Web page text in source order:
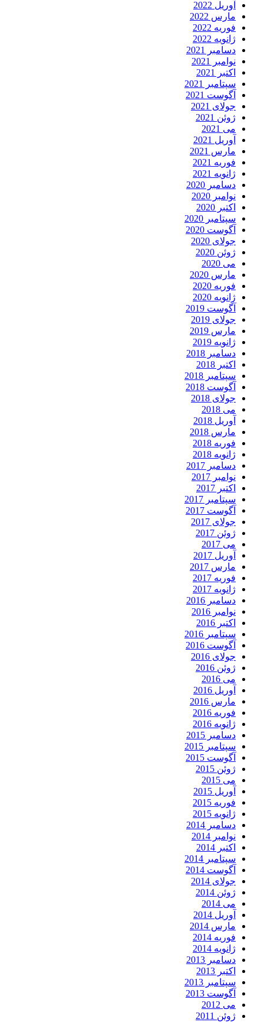
آوریل 2022
مارس 2022
فوریه 2022
ژانویه 2022
دسامبر 2021
نوامبر 2021
اکتبر 2021
سپتامبر 2021
آگوست 2021
جولای 2021
ژوئن 2021
می 2021
آوریل 2021
مارس 2021
فوریه 2021
ژانویه 2021
دسامبر 2020
نوامبر 2020
اکتبر 2020
سپتامبر 2020
آگوست 2020
جولای 2020
ژوئن 2020
می 2020
مارس 2020
فوریه 2020
ژانویه 2020
آگوست 2019
جولای 2019
مارس 2019
ژانویه 2019
دسامبر 2018
اکتبر 2018
سپتامبر 2018
آگوست 2018
جولای 2018
می 2018
آوریل 2018
مارس 2018
فوریه 2018
ژانویه 2018
دسامبر 2017
نوامبر 2017
اکتبر 2017
سپتامبر 2017
آگوست 2017
جولای 2017
ژوئن 2017
می 2017
آوریل 2017
مارس 2017
فوریه 2017
ژانویه 2017
دسامبر 2016
نوامبر 2016
اکتبر 2016
سپتامبر 2016
آگوست 2016
جولای 2016
ژوئن 2016
می 2016
آوریل 2016
مارس 2016
فوریه 2016
ژانویه 2016
دسامبر 2015
سپتامبر 2015
آگوست 2015
ژوئن 2015
می 2015
آوریل 2015
فوریه 2015
ژانویه 2015
دسامبر 2014
نوامبر 2014
اکتبر 2014
سپتامبر 2014
آگوست 2014
جولای 2014
ژوئن 2014
می 2014
آوریل 2014
مارس 2014
فوریه 2014
ژانویه 2014
دسامبر 2013
اکتبر 2013
سپتامبر 2013
آگوست 2013
می 2012
ژوئن 2011